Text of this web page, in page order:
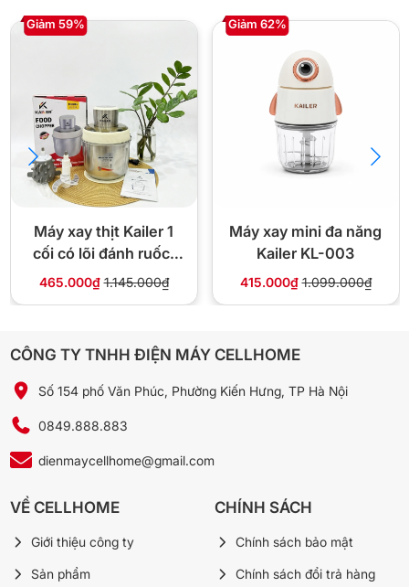
Giá tham khảo 870.000đ (gốc 999.000đ, -13%)
🏪 Vì sao mua tại Cellhome?
✅ Chính hãng 100%, xuất hóa đơn VAT
⚡ Giao nhanh 4H nội thành Hà Nội, freeship đơn
🔄 Đổi trả trong 10 ngày nếu lỗi nhà sản xuất
💰 Giá ưu đãi:870.000đ 999.000đ -13%
📞 Gọi 0849.888.883
❓ Câu hỏi thường gặp
cần que đánh trứng và cối xay kèm, bạn có thể
tham khảo bản MQ535 hoặc MQ5235.
Giảm 59%
Máy xay thịt Kailer 1
cối có lõi đánh ruốc,
bóc tỏi – KL228
465.000₫ 1.145.000₫
Giảm 62%
Máy xay mini đa năng
Kailer KL-003
415.000₫ 1.099.000₫
CÔNG TY TNHH ĐIỆN MÁY CELLHOME
Số 154 phố Văn Phúc, Phường Kiến Hưng, TP Hà Nội
0849.888.883
dienmaycellhome@gmail.com
VỀ CELLHOME
Giới thiệu công ty
Sản phẩm
CHÍNH SÁCH
Chính sách bảo mật
Chính sách đổi trả hàng